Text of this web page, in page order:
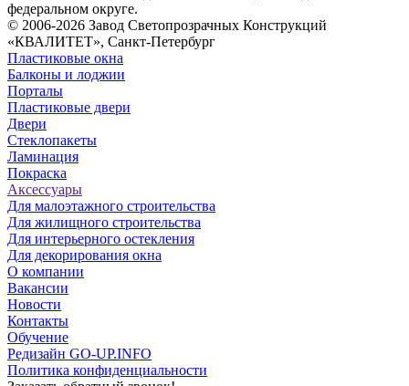
федеральном округе.
© 2006-2026 Завод Светопрозрачных Конструкций
«КВАЛИТЕТ», Санкт-Петербург
Пластиковые окна
Балконы и лоджии
Порталы
Пластиковые двери
Двери
Стеклопакеты
Ламинация
Покраска
Аксессуары
Для малоэтажного строительства
Для жилищного строительства
Для интерьерного остекления
Для декорирования окна
О компании
Вакансии
Новости
Контакты
Обучение
Редизайн GO-UP.INFO
Политика конфиденциальности